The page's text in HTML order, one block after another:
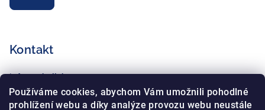
Používáme cookies, abychom Vám umožnili pohodlné
prohlížení webu a díky analýze provozu webu neustále
Kontakt
info@schollshop.cz
+420 725 172 135
+420 734 765 321